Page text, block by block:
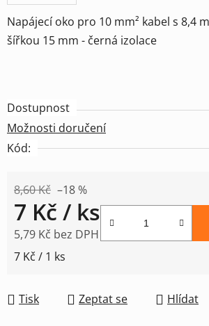
Napájecí oko pro 10 mm² kabel s 8,4
šířkou 15 mm - černá izolace
Dostupnost
Možnosti doručení
Kód:
8,60 Kč –18 %
7 Kč / ks
5,79 Kč bez DPH
Měrná cena:
7 Kč / 1 ks
Tisk Zeptat se Hlídat